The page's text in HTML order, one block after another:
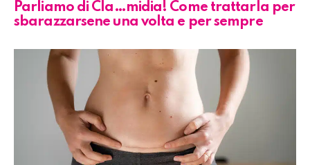
Parliamo di Cla…midia! Come trattarla per
sbarazzarsene una volta e per sempre